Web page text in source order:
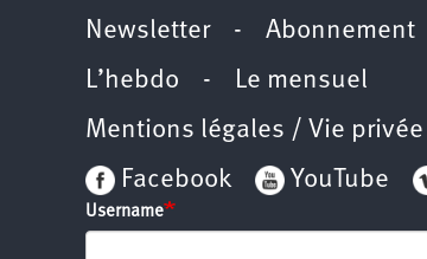
Newsletter- Abonnement
L’hebdo - Le mensuel
Mentions légales / Vie privée
Facebook
YouTube
Username